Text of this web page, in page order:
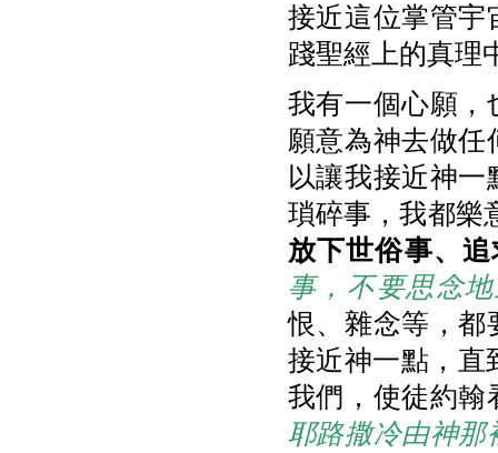
接近這位掌管宇
踐聖經上的真理
我有一個心願，
願意為神去做任
以讓我接近神
瑣碎事，我都樂
放下世俗事、
事，不要思念
恨、雜念等，都
接近神一點，直
我們，使徒約翰
耶路撒冷由神那